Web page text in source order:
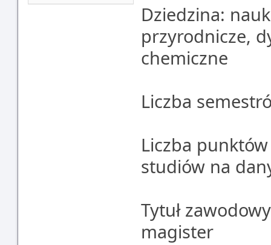
Dziedzina:
przyrodnicze,
chemiczne
Liczba
Liczba
studiów na
Tytuł
magister